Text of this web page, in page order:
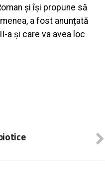
și își propune să
a fost anunțată
a și care va avea loc